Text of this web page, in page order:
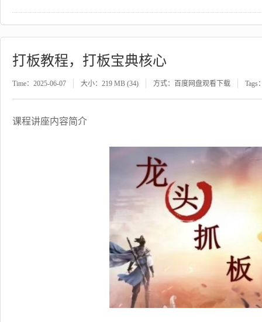
打板教程，打板宝典核心
Time：2025-06-07 大小：219 MB (34) 方式：百度网盘观看下载 Tags
课程讲座内容简介